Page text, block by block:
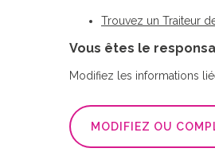
Trouvez un Traiteur
Vous êtes le
Modifiez les informations
MODIFIEZ OU